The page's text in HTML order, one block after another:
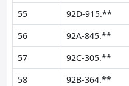
55 92D-915.**
56
92A-845.**
57
92C-305.**
58
92B-364.**